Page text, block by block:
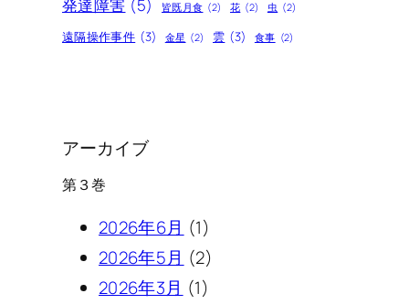
発達障害 (5) 皆既月食 (2) 花 (2) 虫 (2)
遠隔操作事件 (3) 金星 (2) 雲 (3) 食事 (2)
アーカイブ
第３巻
2026年6月 (1)
2026年5月 (2)
2026年3月 (1)